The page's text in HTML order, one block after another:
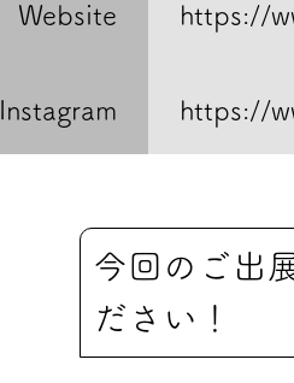
Website https://
Instagram https://
今回のご出
ださい！